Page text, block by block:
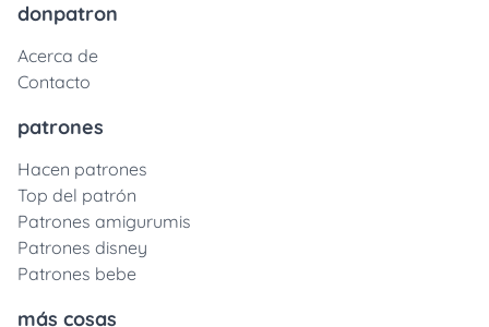
donpatron
Acerca de
Contacto
patrones
Hacen patrones
Top del patrón
Patrones amigurumis
Patrones disney
Patrones bebe
más cosas